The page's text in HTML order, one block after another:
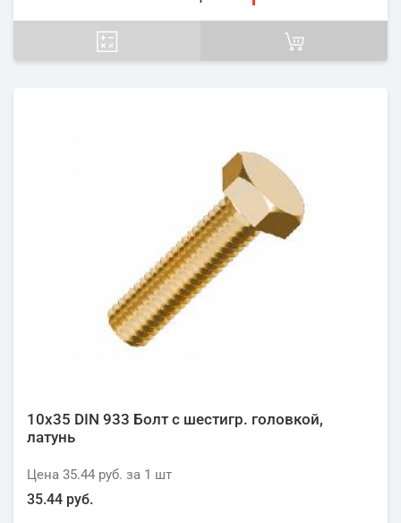
10х35 DIN 933 Болт с шестигр. головкой,
латунь
Цена 35.44 руб. за 1 шт
35.44 руб.